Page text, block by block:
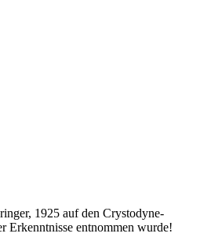
1925 auf den Crystodyne-
Erkenntnisse entnommen wurde!